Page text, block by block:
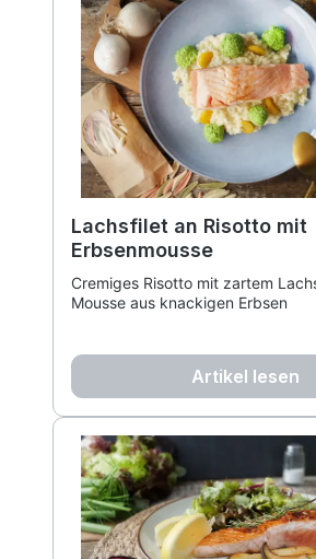
Lachsfilet an Risotto mit
Erbsenmousse
Cremiges Risotto mit zartem
Mousse aus knackigen Erbsen
Artikel lesen